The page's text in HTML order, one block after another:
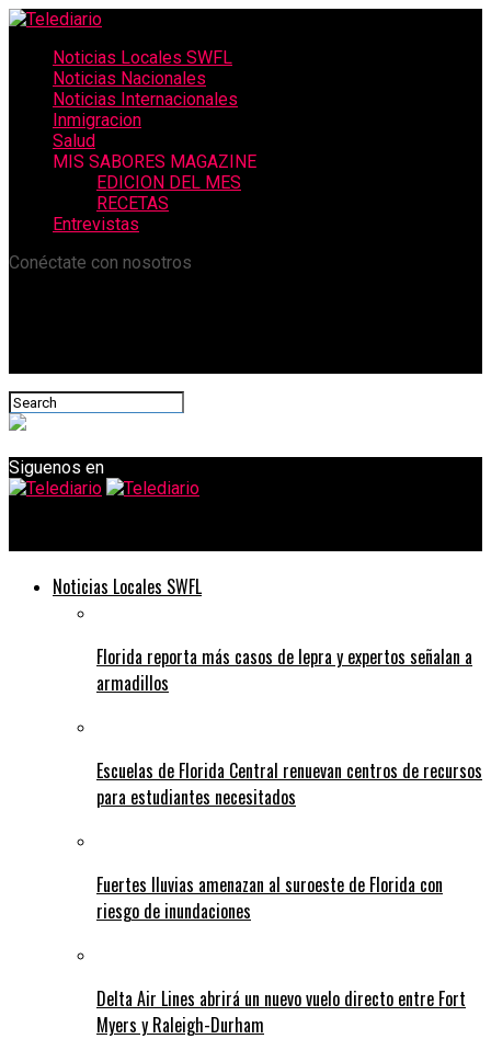
Noticias Locales SWFL
Noticias Nacionales
Noticias Internacionales
Inmigracion
Salud
MIS SABORES MAGAZINE
EDICION DEL MES
RECETAS
Entrevistas
Conéctate con nosotros
Siguenos en
Noticias Locales SWFL
Florida reporta más casos de lepra y expertos señalan a
armadillos
Escuelas de Florida Central renuevan centros de recursos
para estudiantes necesitados
Fuertes lluvias amenazan al suroeste de Florida con
riesgo de inundaciones
Delta Air Lines abrirá un nuevo vuelo directo entre Fort
Myers y Raleigh-Durham